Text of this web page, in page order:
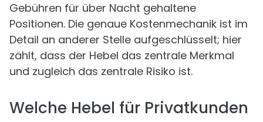
Gebühren für über Nacht gehaltene
Positionen. Die genaue Kostenmechanik ist im
Detail an anderer Stelle aufgeschlüsselt; hier
zählt, dass der Hebel das zentrale Merkmal
und zugleich das zentrale Risiko ist.
Welche Hebel für Privatkunden